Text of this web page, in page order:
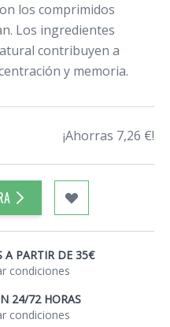
los comprimidos
Los ingredientes
contribuyen a
y memoria.
¡Ahorras 7,26 €!
A PARTIR DE 35€
condiciones
24/72 HORAS
condiciones